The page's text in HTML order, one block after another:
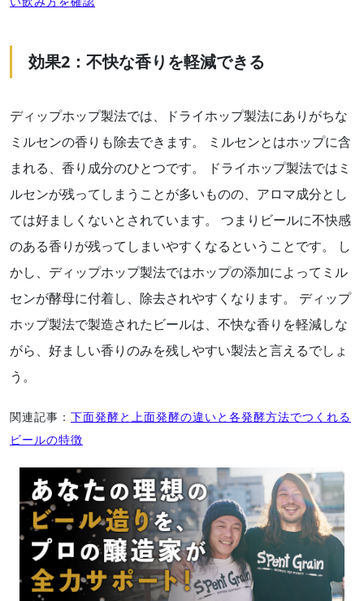
効果2：不快な香りを軽減できる
ディップホップ製法では、ドライホップ製法にありがちな
ミルセンの香りも除去できます。 ミルセンとはホップに含
まれる、香り成分のひとつです。 ドライホップ製法ではミ
ルセンが残ってしまうことが多いものの、アロマ成分とし
ては好ましくないとされています。 つまりビールに不快感
のある香りが残ってしまいやすくなるということです。 し
かし、ディップホップ製法ではホップの添加によってミル
センが酵母に付着し、除去されやすくなります。 ディップ
ホップ製法で製造されたビールは、不快な香りを軽減しな
がら、好ましい香りのみを残しやすい製法と言えるでしょ
う。
関連記事： 下面発酵と上面発酵の違いと各発酵方法でつくれる
ビールの特徴